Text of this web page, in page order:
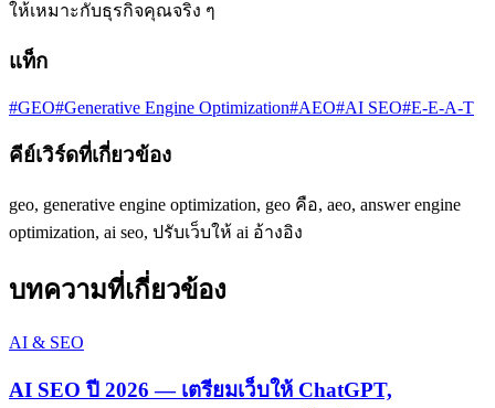
ให้เหมาะกับธุรกิจคุณจริง ๆ
แท็ก
#GEO#Generative Engine Optimization#AEO#AI SEO#E-E-A-T
คีย์เวิร์ดที่เกี่ยวข้อง
geo, generative engine optimization, geo คือ, aeo, answer engine
optimization, ai seo, ปรับเว็บให้ ai อ้างอิง
บทความที่เกี่ยวข้อง
AI & SEO
AI SEO ปี 2026 — เตรียมเว็บให้ ChatGPT,